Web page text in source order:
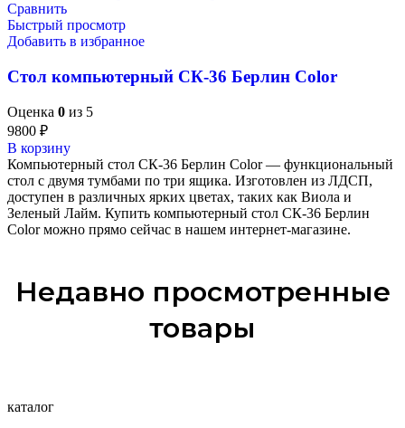
Сравнить
Быстрый просмотр
Добавить в избранное
Стол компьютерный СК-36 Берлин Сolor
Оценка 0 из 5
9800 ₽
В корзину
Компьютерный стол СК-36 Берлин Color — функциональный
стол с двумя тумбами по три ящика. Изготовлен из ЛДСП,
доступен в различных ярких цветах, таких как Виола и
Зеленый Лайм. Купить компьютерный стол СК-36 Берлин
Color можно прямо сейчас в нашем интернет-магазине.
Недавно просмотренные
товары
каталог